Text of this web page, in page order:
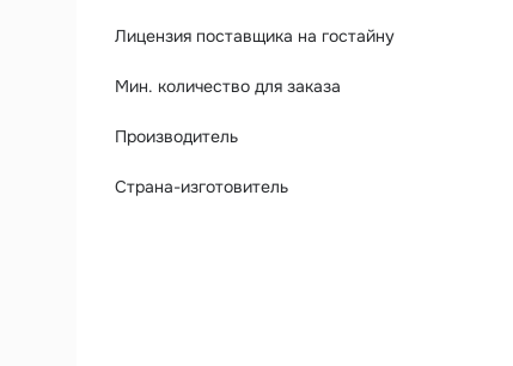
Лицензия поставщика на гостайну
Мин. количество для заказа
Производитель
Страна-изготовитель